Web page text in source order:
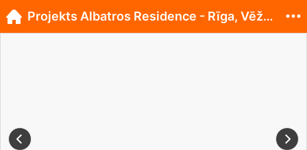
Projekts Albatros Residence - Rīga, Vēžu iela 14!